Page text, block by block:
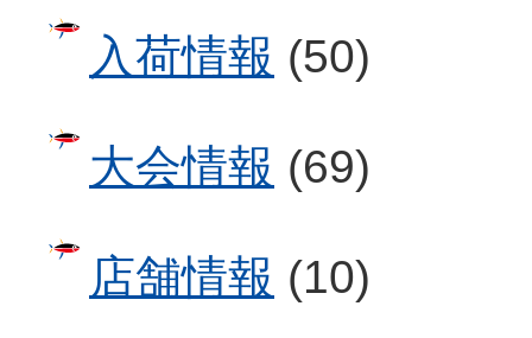
入荷情報 (50)
大会情報 (69)
店舗情報 (10)